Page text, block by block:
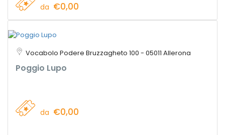
da €0,00
Vocabolo Podere Bruzzagheto 100 - 05011 Allerona
Poggio Lupo
da €0,00